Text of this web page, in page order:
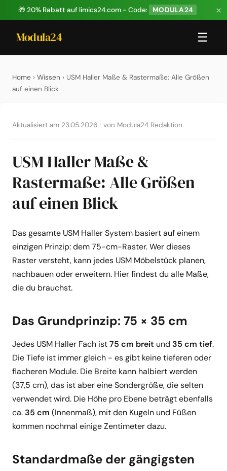
🎁 20% Rabatt auf limics24.com - Code: MODULA24 ×
Modula24 ☰
Home › Wissen › USM Haller Maße & Rastermaße: Alle Größen
auf einen Blick
Aktualisiert am 23.05.2026 · von Modula24 Redaktion
USM Haller Maße &
Rastermaße: Alle Größen
auf einen Blick
Das gesamte USM Haller System basiert auf einem
einzigen Prinzip: dem 75-cm-Raster. Wer dieses
Raster versteht, kann jedes USM Möbelstück planen,
nachbauen oder erweitern. Hier findest du alle Maße,
die du brauchst.
Das Grundprinzip: 75 × 35 cm
Jedes USM Haller Fach ist75 cm breit und 35 cm tief.
Die Tiefe ist immer gleich - es gibt keine tieferen oder
flacheren Module. Die Breite kann halbiert werden
(37,5 cm), das ist aber eine Sondergröße, die selten
verwendet wird. Die Höhe pro Ebene beträgt ebenfalls
ca. 35 cm (Innenmaß), mit den Kugeln und Füßen
kommen nochmal einige Zentimeter dazu.
Standardmaße der gängigsten